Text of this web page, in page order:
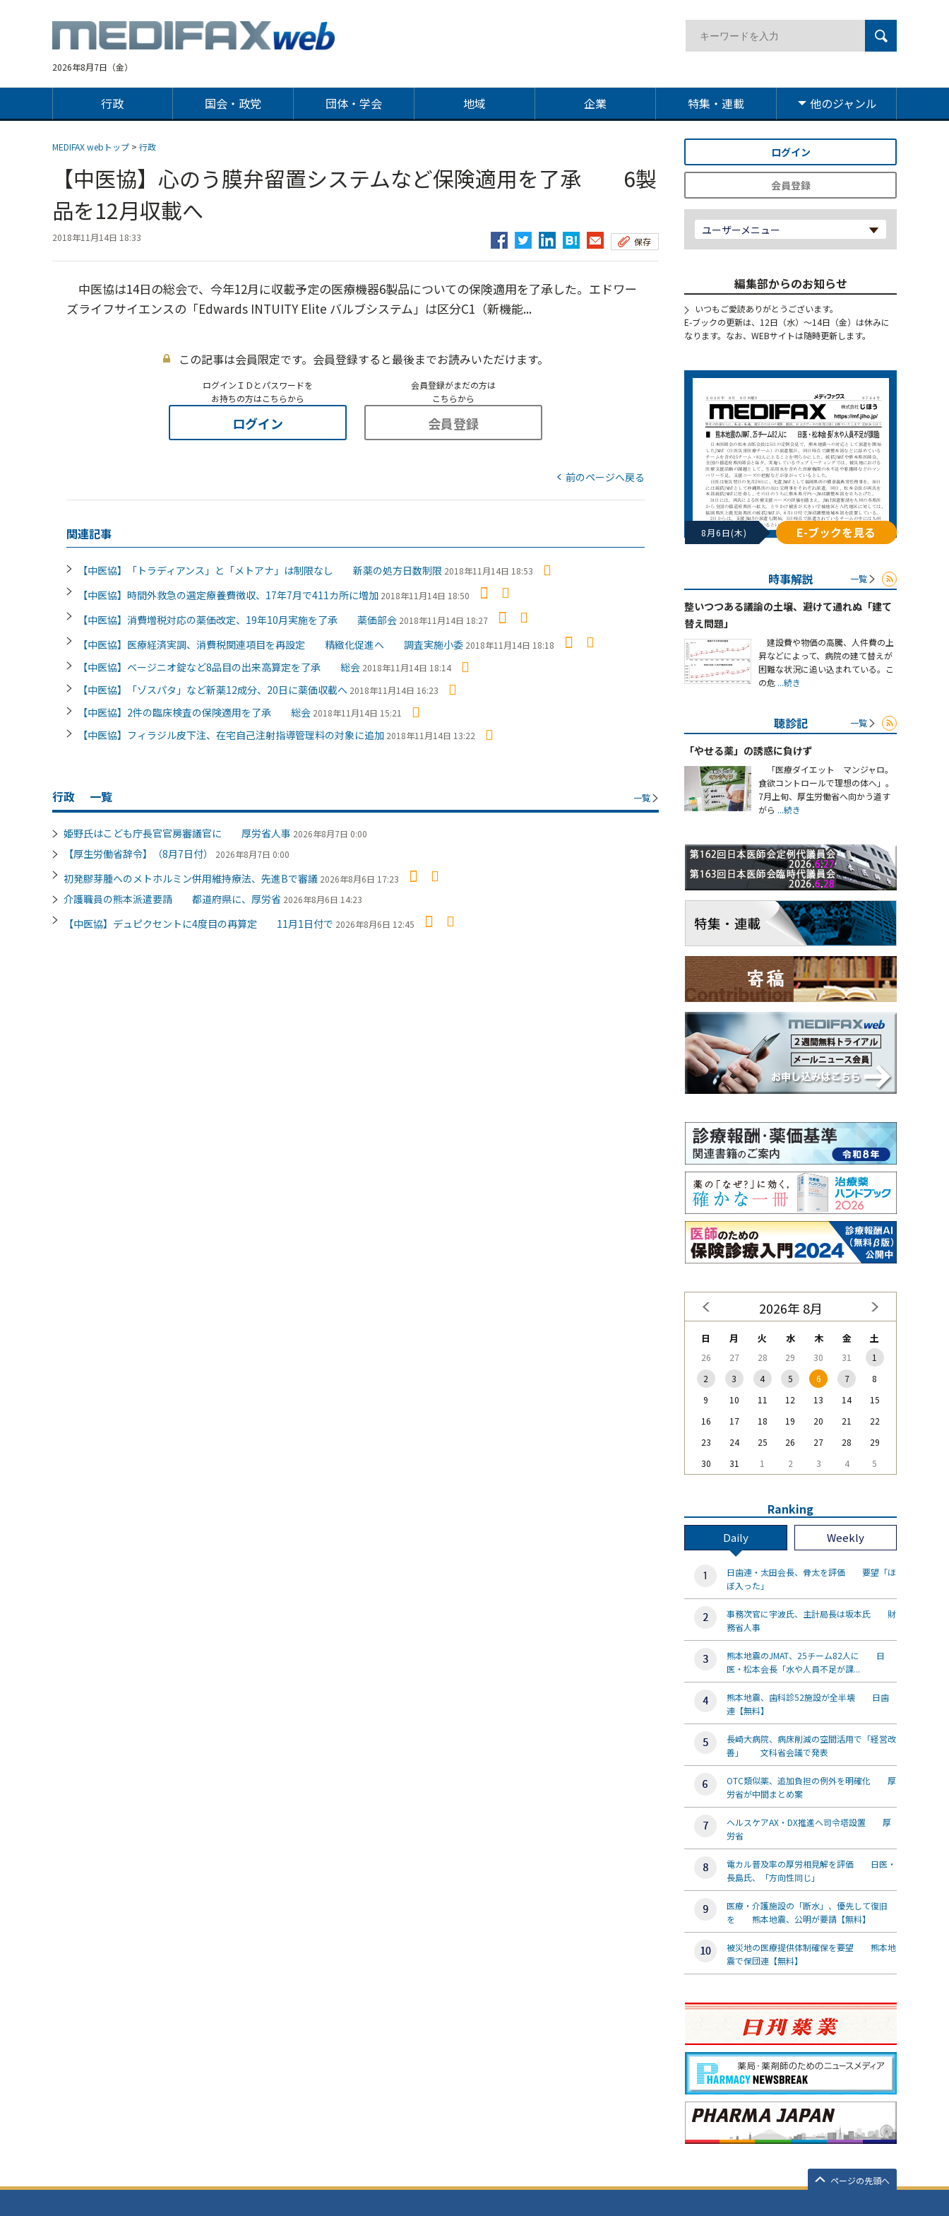
2026年8月7日（金）
行政 国会・政党 団体・学会 地域 企業 特集・連載 他のジャンル
MEDIFAX webトップ > 行政
【中医協】心のう膜弁留置システムなど保険適用を了承 6製
品を12月収載へ
2018年11月14日 18:33 保存
中医協は14日の総会で、今年12月に収載予定の医療機器6製品についての保険適用を了承した。エドワー
ズライフサイエンスの「Edwards INTUITY Elite バルブシステム」は区分C1（新機能...
この記事は会員限定です。会員登録すると最後までお読みいただけます。
ログインＩＤとパスワードを
お持ちの方はこちらから
ログイン
会員登録がまだの方は
こちらから
会員登録
前のページへ戻る
関連記事
【中医協】「トラディアンス」と「メトアナ」は制限なし 新薬の処方日数制限 2018年11月14日 18:53
【中医協】時間外救急の選定療養費徴収、17年7月で411カ所に増加 2018年11月14日 18:50
【中医協】消費増税対応の薬価改定、19年10月実施を了承 薬価部会 2018年11月14日 18:27
【中医協】医療経済実調、消費税関連項目を再設定 精緻化促進へ 調査実施小委 2018年11月14日 18:18
【中医協】ベージニオ錠など8品目の出来高算定を了承 総会 2018年11月14日 18:14
【中医協】「ゾスパタ」など新薬12成分、20日に薬価収載へ 2018年11月14日 16:23
【中医協】2件の臨床検査の保険適用を了承 総会 2018年11月14日 15:21
【中医協】フィラジル皮下注、在宅自己注射指導管理料の対象に追加 2018年11月14日 13:22
行政 一覧 一覧
姫野氏はこども庁長官官房審議官に 厚労省人事 2026年8月7日 0:00
【厚生労働省辞令】（8月7日付） 2026年8月7日 0:00
初発膠芽腫へのメトホルミン併用維持療法、先進Bで審議 2026年8月6日 17:23
介護職員の熊本派遣要請 都道府県に、厚労省 2026年8月6日 14:23
【中医協】デュピクセントに4度目の再算定 11月1日付で 2026年8月6日 12:45
ログイン
会員登録
ユーザーメニュー
編集部からのお知らせ
いつもご愛読ありがとうございます。
E-ブックの更新は、12日（水）～14日（金）は休みに
なります。なお、WEBサイトは随時更新します。
8月6日(木) E-ブックを見る
時事解説 一覧
整いつつある議論の土壌、避けて通れぬ「建て
替え問題」
建設費や物価の高騰、人件費の上
昇などによって、病院の建て替えが
困難な状況に追い込まれている。こ
の危 ...続き
聴診記 一覧
「やせる薬」の誘惑に負けず
「医療ダイエット マンジャロ。
食欲コントロールで理想の体へ」。
7月上旬、厚生労働省へ向かう道す
がら ...続き
2026年 8月
日 月 火 水 木 金 土
26 27 28 29 30 31
1
2
3 4 5 6 7
8
9
10 11 12 13 14
15
16
17 18 19 20 21
22
23
24 25 26 27 28
29
30
31 1 2 3 4 5
Ranking
Daily Weekly
日歯連・太田会長、骨太を評価 要望「ほ
ぼ入った」
事務次官に宇波氏、主計局長は坂本氏 財
務省人事
熊本地震のJMAT、25チーム82人に 日
医・松本会長「水や人員不足が課...
熊本地震、歯科診52施設が全半壊 日歯
連【無料】
長崎大病院、病床削減の空間活用で「経営改
善」 文科省会議で発表
OTC類似薬、追加負担の例外を明確化 厚
労省が中間まとめ案
ヘルスケアAX・DX推進へ司令塔設置 厚
労省
電カル普及率の厚労相見解を評価 日医・
長島氏、「方向性同じ」
医療・介護施設の「断水」、優先して復旧
を 熊本地震、公明が要請【無料】
被災地の医療提供体制確保を要望 熊本地
震で保団連【無料】
ページの先頭へ